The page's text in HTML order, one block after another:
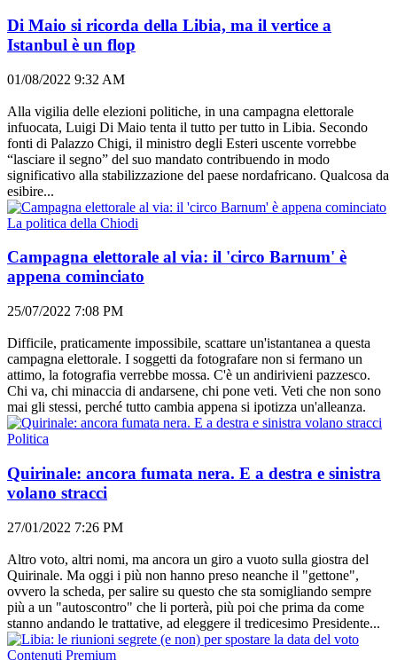
Di Maio si ricorda della Libia, ma il vertice a
Istanbul è un flop
01/08/2022 9:32 AM
Alla vigilia delle elezioni politiche, in una campagna elettorale
infuocata, Luigi Di Maio tenta il tutto per tutto in Libia. Secondo
fonti di Palazzo Chigi, il ministro degli Esteri uscente vorrebbe
“lasciare il segno” del suo mandato contribuendo in modo
significativo alla stabilizzazione del paese nordafricano. Qualcosa da
esibire...
La politica della Chiodi
Campagna elettorale al via: il 'circo Barnum' è
appena cominciato
25/07/2022 7:08 PM
Difficile, praticamente impossibile, scattare un'istantanea a questa
campagna elettorale. I soggetti da fotografare non si fermano un
attimo, la fotografia verrebbe mossa. C'è un andirivieni pazzesco.
Chi va, chi minaccia di andarsene, chi pone veti. Veti che non sono
mai gli stessi, perché tutto cambia appena si ipotizza un'alleanza.
Politica
Quirinale: ancora fumata nera. E a destra e sinistra
volano stracci
27/01/2022 7:26 PM
Altro voto, altri nomi, ma ancora un giro a vuoto sulla giostra del
Quirinale. Ma oggi i più non hanno preso neanche il "gettone",
ovvero la scheda, per salire su questo che sta somigliando sempre
più a un "autoscontro" che li porterà, più poi che prima da come
stanno andando le trattative, ad eleggere il tredicesimo Presidente...
Contenuti Premium